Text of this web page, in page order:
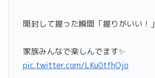
開封して握った瞬間「握りがいい！」
家族みんなで楽しんでます✨
pic.twitter.com/LKu0tfhOjo